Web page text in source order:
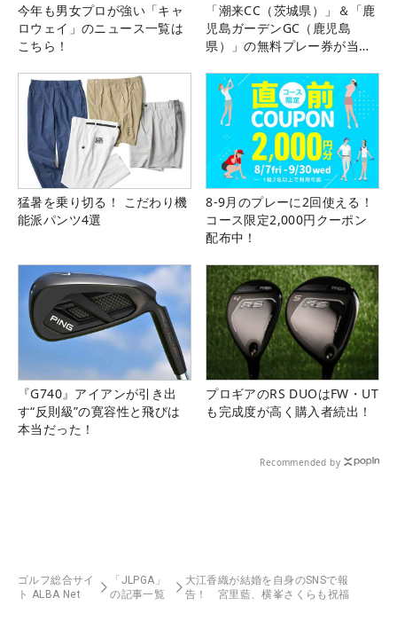
今年も男女プロが強い「キャ
ロウェイ」のニュース一覧は
こちら！
「潮来CC（茨城県）」＆「鹿
児島ガーデンGC（鹿児島
県）」の無料プレー券が当た
猛暑を乗り切る！ こだわり機
能派パンツ4選
8-9月のプレーに2回使える！
コース限定2,000円クーポン
配布中！
『G740』アイアンが引き出
す“反則級”の寛容性と飛びは
本当だった！
プロギアのRS DUOはFW・UT
も完成度が高く購入者続出！
Recommended by
ゴルフ総合サイ
ト ALBA Net
「JLPGA」
の記事一覧
大江香織が結婚を自身のSNSで報
告！ 宮里藍、横峯さくらも祝福